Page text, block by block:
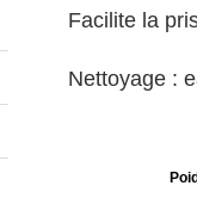
Facilite la
Nettoyage :